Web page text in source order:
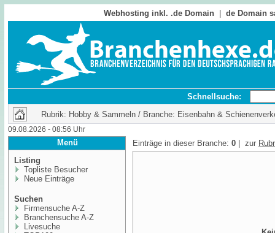
Webhosting inkl. .de Domain de Domain
Schnellsuche:
Rubrik: Hobby & Sammeln / Branche: Eisenbahn &
09.08.2026 - 08:56 Uhr
Menü
Listing
Topliste Besucher
Neue Einträge
Suchen
Firmensuche A-Z
Branchensuche A-Z
Livesuche
Einträge in dieser Branche: 0 | zur